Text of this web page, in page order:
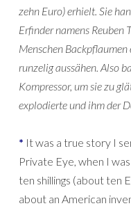
zehn Euro) erhielt. Sie
Erfinder namens Reuben
Menschen Backpflaumen
runzelig aussähen. Also
Kompressor, um sie zu
explodierte und ihm der
* It was a true story I
Private Eye, when I
ten shillings (about ten
about an American